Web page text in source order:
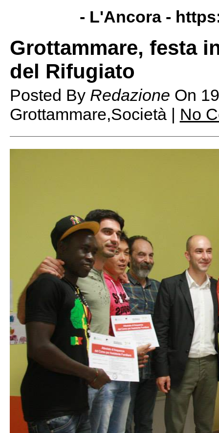
- L'Ancora -
Grottammare, festa
del Rifugiato
Posted By Redazione On
Grottammare,Società | No